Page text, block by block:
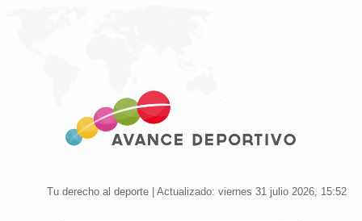
Tu derecho al deporte | Actualizado: viernes 31 julio 2026, 15:52